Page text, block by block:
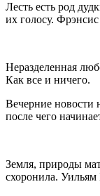
Лесть есть род
их голосу.
Неразделенная
Как все и ничего.
Вечерние новости
после чего
Земля, природы
схоронила.